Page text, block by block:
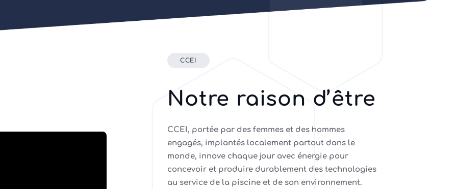
CCEI
Notre raison d’être
CCEI, portée par des femmes et des hommes
engagés, implantés localement partout dans le
monde, innove chaque jour avec énergie pour
concevoir et produire durablement des technologies
au service de la piscine et de son environnement.